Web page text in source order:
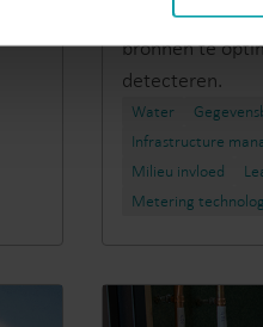
baanbrekend
bronnen te
detecteren.
Water
Infrastructure
Milieu invloed
Metering